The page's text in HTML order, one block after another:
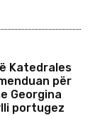
Katedrales
për
Georgina
portugez